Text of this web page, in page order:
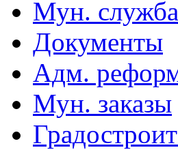
Мун. служба
Документы
Адм.
Мун. заказы